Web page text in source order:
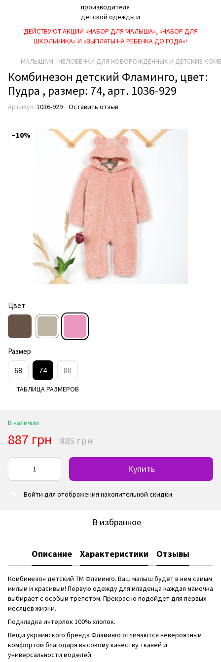
ДЕЙСТВУЮТ АКЦИИ «НАБОР ДЛЯ МАЛЫША», «НАБОР ДЛЯ
ШКОЛЬНИКА» И «ВЫПЛАТЫ НА РЕБEНКА ДО ГОДА»!
МАЛЫШАМ ЧЕЛОВЕЧКИ ДЛЯ НОВОРОЖДЕННЫХ И ДЕТСКИЕ
Комбинезон детский Фламинго, цвет:
Пудра , размер: 74, арт. 1036-929
Артикул: 1036-929 Оставить отзыв
−10%
Цвет
Размер
68 74 80
ТАБЛИЦА РАЗМЕРОВ
В наличии
887 грн 985 грн
Купить
Войти для отображения накопительной скидки
В избранное
Описание Характеристики Отзывы
Комбинезон детский ТМ Фламинго. Ваш малыш будет в нем самым
милым и красивым! Первую одежду для младенца каждая мамочка
выбирает с особым трепетом. Прекрасно подойдет для первых
месяцев жизни.
Подкладка интерлок 100% хлопок.
Вещи украинского бренда Фламинго отличаются невероятным
комфортом благодаря высокому качеству тканей и
универсальности моделей.